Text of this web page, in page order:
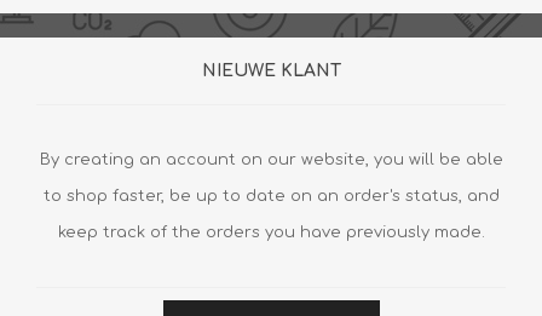
NIEUWE KLANT
By creating an account on our website, you will be able
to shop faster, be up to date on an order's status, and
keep track of the orders you have previously made.